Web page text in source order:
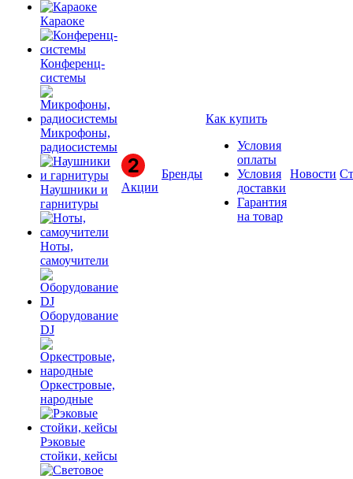
Караоке
Конференц-
системы
Микрофоны,
радиосистемы
Наушники и
гарнитуры
Ноты,
самоучители
Оборудование
DJ
Оркестровые,
народные
Рэковые
стойки, кейсы
Акции
Бренды
Как купить
Условия
оплаты
Условия
доставки
Гарантия
на товар
Новости